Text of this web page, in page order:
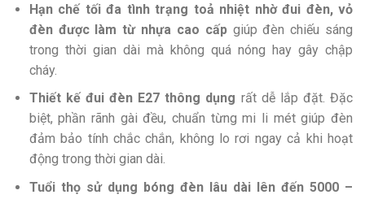
Hạn chế tối đa tình trạng toả nhiệt nhờ đui đèn, vỏ
đèn được làm từ nhựa cao cấpgiúp đèn chiếu sáng
trong thời gian dài mà không quá nóng hay gây chập
cháy.
Thiết kế đui đèn E27 thông dụng rất dễ lắp đặt. Đặc
biệt, phần rãnh gài đều, chuẩn từng mi li mét giúp đèn
đảm bảo tính chắc chắn, không lo rơi ngay cả khi hoạt
động trong thời gian dài.
Tuổi thọ sử dụng bóng đèn lâu dài lên đến 5000 –